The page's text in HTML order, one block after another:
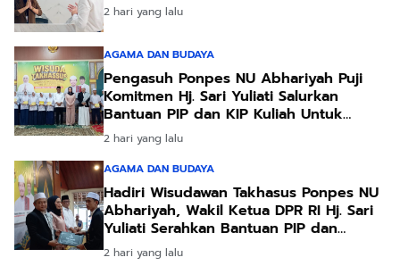
2 hari yang lalu
AGAMA DAN BUDAYA
Pengasuh Ponpes NU Abhariyah Puji
Komitmen Hj. Sari Yuliati Salurkan
Bantuan PIP dan KIP Kuliah Untuk
Santri
2 hari yang lalu
AGAMA DAN BUDAYA
Hadiri Wisudawan Takhasus Ponpes NU
Abhariyah, Wakil Ketua DPR RI Hj. Sari
Yuliati Serahkan Bantuan PIP dan
Bantuan Program Sanitasi
2 hari yang lalu